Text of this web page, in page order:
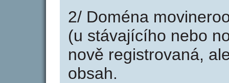
2/ Doména
(u stávajícího nebo
nově registrovaná,
obsah.